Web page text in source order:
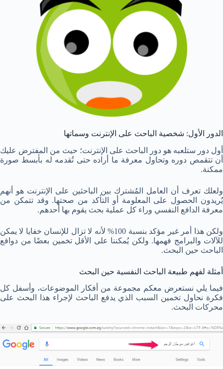
الدور الأول: شخصية الباحث على الإنترنت وسماتها
أول دور ستلعبه هو دور الباحث على الإنترنت؛ حيث من المفترض عليك
أن تتقمص دوره وتحاول معرفة ما أراده حتى تُقدمه له بأبسط صورة
ممكنة.
ولعلك تعرف أن العامل المُشترك بين الباحثين على الإنترنت هو أنهم
يُريدون الحصول على المعلومة أو التأكد من صحتها. وقد تتمكن من
معرفة الدافع النفسي وراء كل عملية بحث يقوم بها أحدهم.
ولكن هذا أمر غير مؤكد بنسبة 100% لأنه لا تزال للإنسان خفايا لا يمكن
للآلات والبرامج فهمها. ولكن يُمكننا على الأقل تخمين بعضًا من دوافع
الباحث حين البحث.
أمثلة لفهم طبيعة الباحث النفسية حين البحث
فيما يلي نستعرض معكم مجموعة من أفكار الموضوعات، وأسفل كل
فكرة نحاول تخمين السبب الذي يدفع الباحث لإجراء هذا البحث على
محركات البحث.